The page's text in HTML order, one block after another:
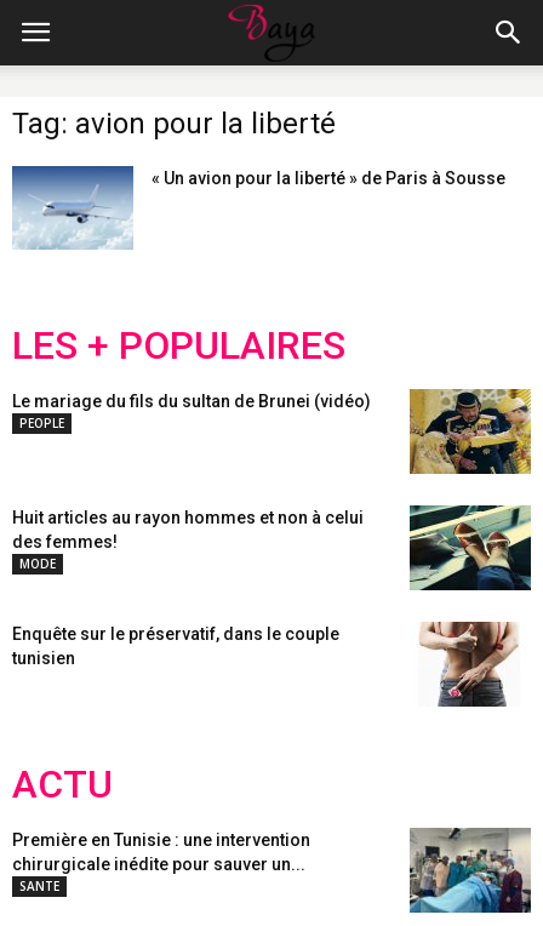
Tag: avion pour la liberté
« Un avion pour la liberté » de Paris à Sousse
LES + POPULAIRES
Le mariage du fils du sultan de Brunei (vidéo)
PEOPLE
Huit articles au rayon hommes et non à celui
des femmes!
MODE
Enquête sur le préservatif, dans le couple
tunisien
ACTU
Première en Tunisie : une intervention
chirurgicale inédite pour sauver un...
SANTE